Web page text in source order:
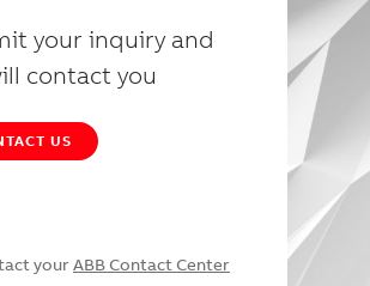
your inquiry and
contact you
US
your ABB Contact Center